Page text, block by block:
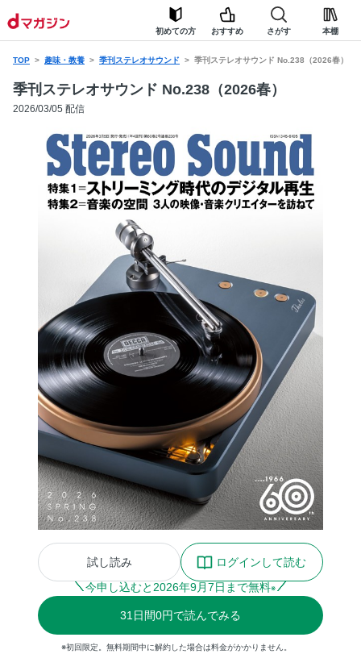
初めての方 おすすめ さがす 本棚
TOP 趣味・教養 季刊ステレオサウンド 季刊ステレオサウンド No.238（2026春）
季刊ステレオサウンド No.238（2026春）
2026/03/05 配信
試し読み
ログインして読む
今申し込むと 2026年9月7日まで無料※
31 日間0円で読んでみる
※初回限定。無料期間中に解約した場合は料金がかかりません。